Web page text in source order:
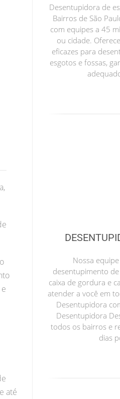
até
Desentupidora de
Bairros de São
com equipes a 45
ou cidade.
eficazes para
esgotos e fossas,
Nossa
desentupimento
caixa de gordura e
atender a você em
Desentupidora
Desentupidora
todos os bairros e
dias